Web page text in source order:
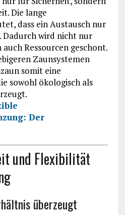
Die lange
dass ein Austausch nur
wird nicht nur
Ressourcen geschont.
Zaunsystemen
somit eine
sowohl ökologisch als
Der
und Flexibilität
überzeugt